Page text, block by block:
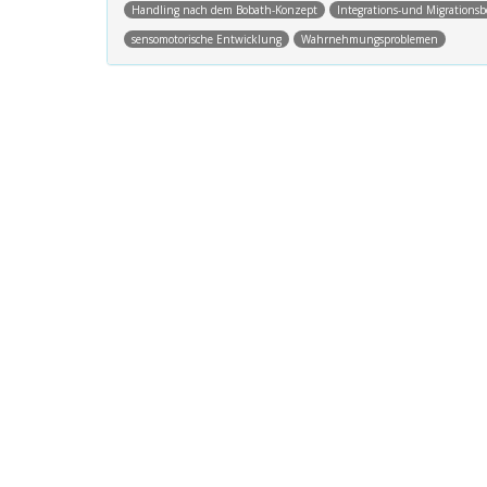
Handling nach dem Bobath-Konzept
Integrations-und
sensomotorische Entwicklung
Wahrnehmungsproblemen